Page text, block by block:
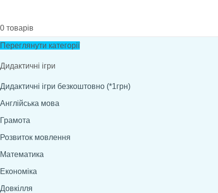
0 товарів
Переглянути категорії
Дидактичні ігри
Дидактичні ігри безкоштовно (*1грн)
Англійська мова
Грамота
Розвиток мовлення
Математика
Економіка
Довкілля